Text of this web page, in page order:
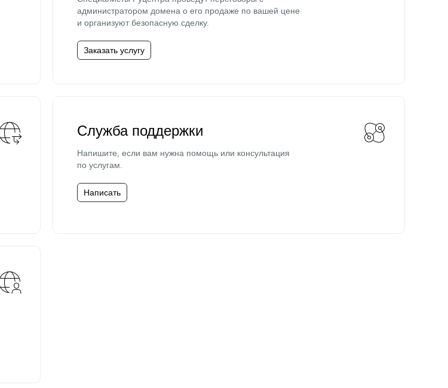
администратором домена о его продаже по вашей цене
и организуют безопасную сделку.
Заказать услугу
Служба поддержки
Напишите, если вам нужна помощь или консультация
по услугам.
Написать